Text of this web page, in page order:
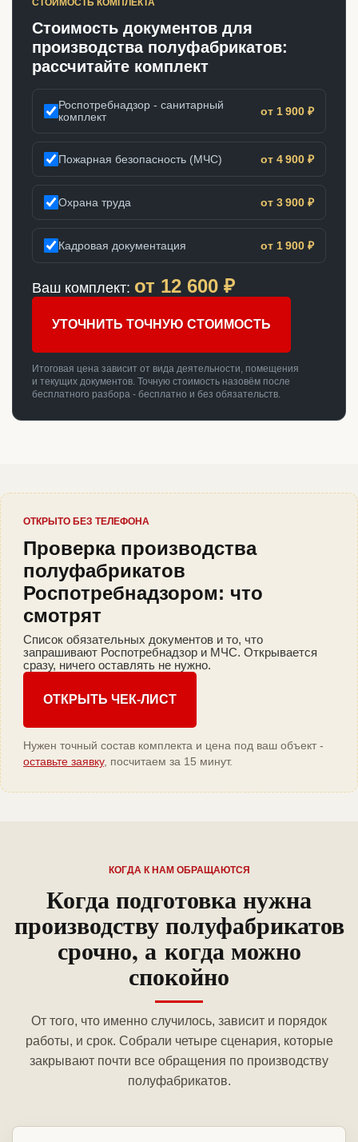
СТОИМОСТЬ КОМПЛЕКТА
Стоимость документов для
производства полуфабрикатов:
рассчитайте комплект
Роспотребнадзор - санитарный
комплект
от 1 900 ₽
Пожарная безопасность (МЧС) от 4 900 ₽
Охрана труда от 3 900 ₽
Кадровая документация от 1 900 ₽
Ваш комплект: от 12 600 ₽
УТОЧНИТЬ ТОЧНУЮ СТОИМОСТЬ
Итоговая цена зависит от вида деятельности, помещения
и текущих документов. Точную стоимость назовём после
бесплатного разбора - бесплатно и без обязательств.
ОТКРЫТО БЕЗ ТЕЛЕФОНА
Проверка производства
полуфабрикатов
Роспотребнадзором: что
смотрят
Список обязательных документов и то, что
запрашивают Роспотребнадзор и МЧС. Открывается
сразу, ничего оставлять не нужно.
ОТКРЫТЬ ЧЕК-ЛИСТ
Нужен точный состав комплекта и цена под ваш объект -
оставьте заявку, посчитаем за 15 минут.
КОГДА К НАМ ОБРАЩАЮТСЯ
Когда подготовка нужна
производству полуфабрикатов
срочно, а когда можно
спокойно
От того, что именно случилось, зависит и порядок
работы, и срок. Собрали четыре сценария, которые
закрывают почти все обращения по производству
полуфабрикатов.